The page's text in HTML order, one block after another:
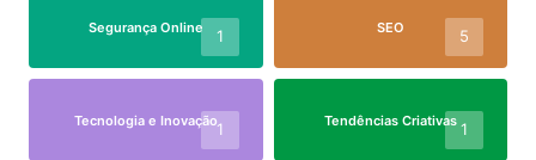
Segurança Online 1 SEO 5
Tecnologia e Inovação1 Tendências Criativas 1